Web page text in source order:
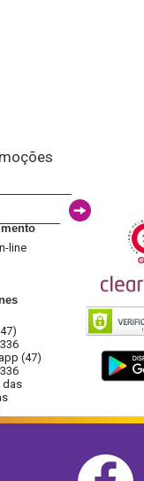
line
(47)
das